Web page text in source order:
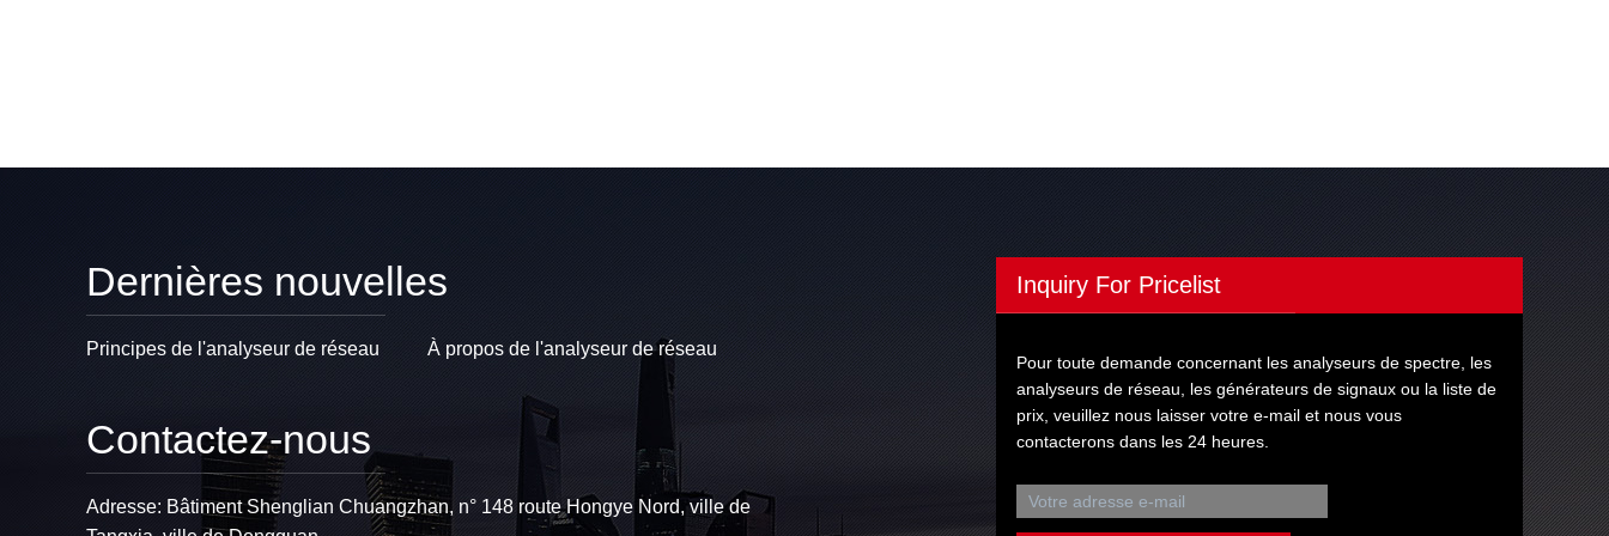
Dernières nouvelles
Principes de l'analyseur de réseau À propos de l'analyseur de réseau
Contactez-nous
Adresse: Bâtiment Shenglian Chuangzhan, n° 148 route Hongye Nord, ville de
Inquiry For Pricelist
Pour toute demande concernant les analyseurs de spectre, les
analyseurs de réseau, les générateurs de signaux ou la liste de
prix, veuillez nous laisser votre e-mail et nous vous
contacterons dans les 24 heures.